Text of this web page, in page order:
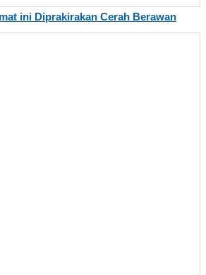
ini Diprakirakan Cerah Berawan